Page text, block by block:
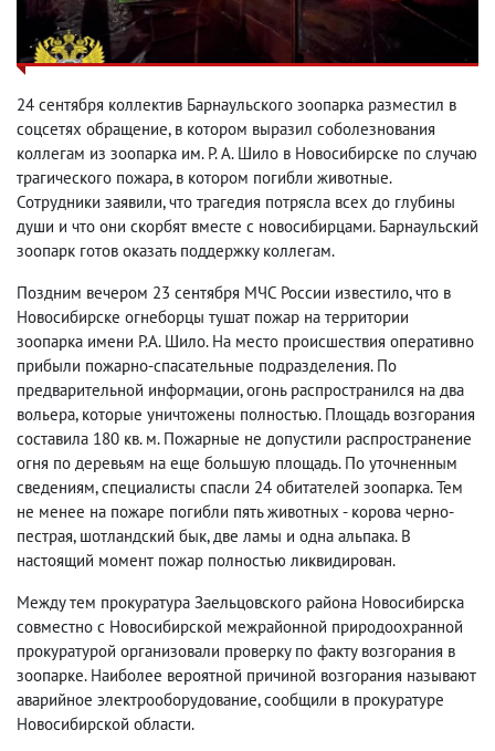
24 сентября коллектив Барнаульского зоопарка разместил в
соцсетях обращение, в котором выразил соболезнования
коллегам из зоопарка им. Р. А. Шило в Новосибирске по случаю
трагического пожара, в котором погибли животные.
Сотрудники заявили, что трагедия потрясла всех до глубины
души и что они скорбят вместе с новосибирцами. Барнаульский
зоопарк готов оказать поддержку коллегам.
Поздним вечером 23 сентября МЧС России известило, что в
Новосибирске огнеборцы тушат пожар на территории
зоопарка имени Р.А. Шило. На место происшествия оперативно
прибыли пожарно-спасательные подразделения. По
предварительной информации, огонь распространился на два
вольера, которые уничтожены полностью. Площадь возгорания
составила 180 кв. м. Пожарные не допустили распространение
огня по деревьям на еще большую площадь. По уточненным
сведениям, специалисты спасли 24 обитателей зоопарка. Тем
не менее на пожаре погибли пять животных - корова черно-
пестрая, шотландский бык, две ламы и одна альпака. В
настоящий момент пожар полностью ликвидирован.
Между тем прокуратура Заельцовского района Новосибирска
совместно с Новосибирской межрайонной природоохранной
прокуратурой организовали проверку по факту возгорания в
зоопарке. Наиболее вероятной причиной возгорания называют
аварийное электрооборудование, сообщили в прокуратуре
Новосибирской области.